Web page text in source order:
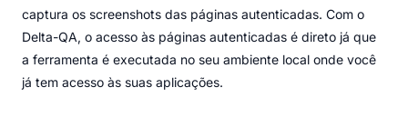
captura os screenshots das páginas autenticadas. Com o
Delta-QA, o acesso às páginas autenticadas é direto já que
a ferramenta é executada no seu ambiente local onde você
já tem acesso às suas aplicações.